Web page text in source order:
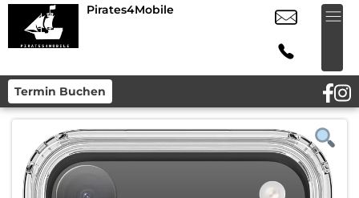
Pirates4Mobile
Termin Buchen